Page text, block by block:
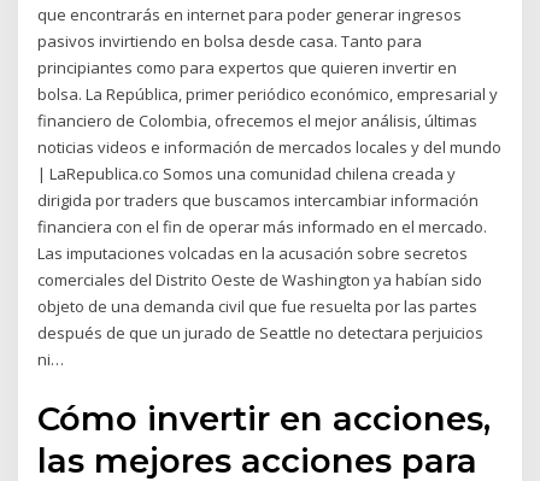
que encontrarás en internet para poder generar ingresos
pasivos invirtiendo en bolsa desde casa. Tanto para
principiantes como para expertos que quieren invertir en
bolsa. La República, primer periódico económico, empresarial y
financiero de Colombia, ofrecemos el mejor análisis, últimas
noticias videos e información de mercados locales y del mundo
| LaRepublica.co Somos una comunidad chilena creada y
dirigida por traders que buscamos intercambiar información
financiera con el fin de operar más informado en el mercado.
Las imputaciones volcadas en la acusación sobre secretos
comerciales del Distrito Oeste de Washington ya habían sido
objeto de una demanda civil que fue resuelta por las partes
después de que un jurado de Seattle no detectara perjuicios
ni…
Cómo invertir en acciones,
las mejores acciones para